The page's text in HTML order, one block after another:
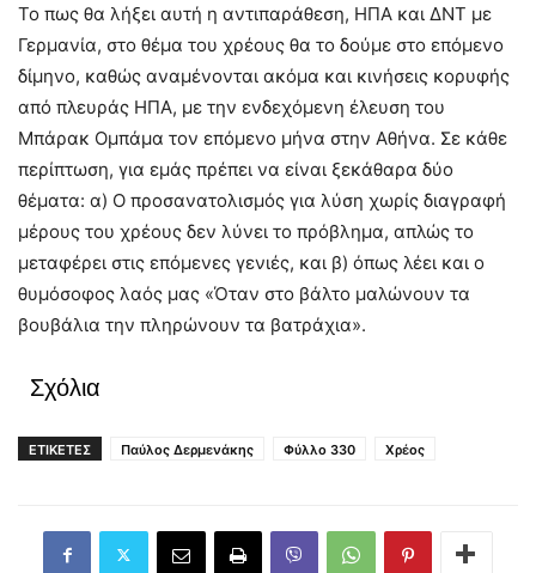
Το πως θα λήξει αυτή η αντιπαράθεση, ΗΠΑ και ΔΝΤ με
Γερμανία, στο θέμα του χρέους θα το δούμε στο επόμενο
δίμηνο, καθώς αναμένονται ακόμα και κινήσεις κορυφής
από πλευράς ΗΠΑ, με την ενδεχόμενη έλευση του
Μπάρακ Ομπάμα τον επόμενο μήνα στην Αθήνα. Σε κάθε
περίπτωση, για εμάς πρέπει να είναι ξεκάθαρα δύο
θέματα: α) Ο προσανατολισμός για λύση χωρίς διαγραφή
μέρους του χρέους δεν λύνει το πρόβλημα, απλώς το
μεταφέρει στις επόμενες γενιές, και β) όπως λέει και ο
θυμόσοφος λαός μας «Όταν στο βάλτο μαλώνουν τα
βουβάλια την πληρώνουν τα βατράχια».
Σχόλια
ΕΤΙΚΕΤΕΣ Παύλος Δερμενάκης Φύλλο 330 Χρέος